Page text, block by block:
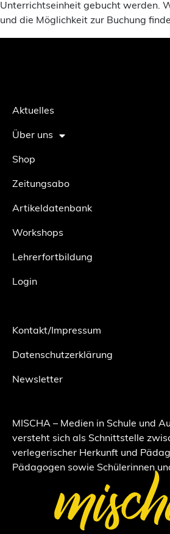
Unterrichtseinheit gebucht werden.
und die Möglichkeit zur Buchung
Aktuelles
Über uns
Shop
Zeitungsabo
Artikeldatenbank
Workshops
Lehrerfortbildung
Login
Kontakt/Impressum
Datenschutzerklärung
Newsletter
MISCHA – Medien in Schule und
versteht sich als Schnittstelle
verlegerischer Herkunft und
Pädagogen sowie Schülerinnen